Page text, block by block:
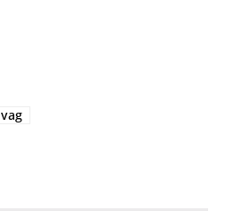
vag